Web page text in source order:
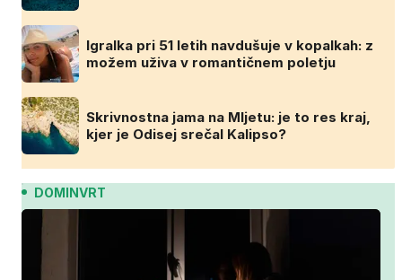
Igralka pri 51 letih navdušuje v kopalkah: z
možem uživa v romantičnem poletju
Skrivnostna jama na Mljetu: je to res kraj,
kjer je Odisej srečal Kalipso?
DOMINVRT